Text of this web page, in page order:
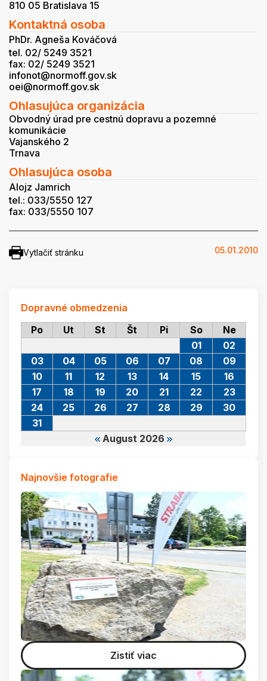
810 05 Bratislava 15
Kontaktná osoba
PhDr. Agneša Kováčová
tel. 02/ 5249 3521
fax: 02/ 5249 3521
infonot@normoff.gov.sk
oei@normoff.gov.sk
Ohlasujúca organizácia
Obvodný úrad pre cestnú dopravu a pozemné
komunikácie
Vajanského 2
Trnava
Ohlasujúca osoba
Alojz Jamrich
tel.: 033/5550 127
fax: 033/5550 107
Vytlačiť stránku 05.01.2010
Dopravné obmedzenia
Po
Ut St Št Pi So Ne
August 2026
01
02
03
04 05 06 07 08
09
10
11 12 13 14 15
16
17
18 19 20 21 22
23
24
25 26 27 28 29
30
31
Najnovšie fotografie
Zistiť viac